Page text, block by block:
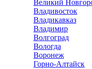
Великий
Владивосток
Владикавказ
Владимир
Волгоград
Вологда
Воронеж
Горно-Алтайск